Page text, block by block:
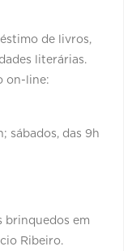
de livros,
literárias.
on-line:
sábados, das 9h
brinquedos em
Ribeiro.